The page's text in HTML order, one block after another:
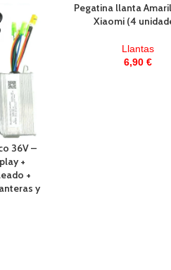
36V –
+
+
y
Pegatina llanta
Xiaomi (4
Llantas
6,90€